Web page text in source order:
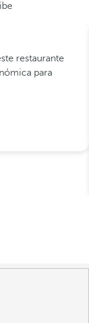
restaurante
para